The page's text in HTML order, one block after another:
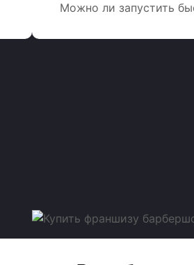
Можно ли запустить